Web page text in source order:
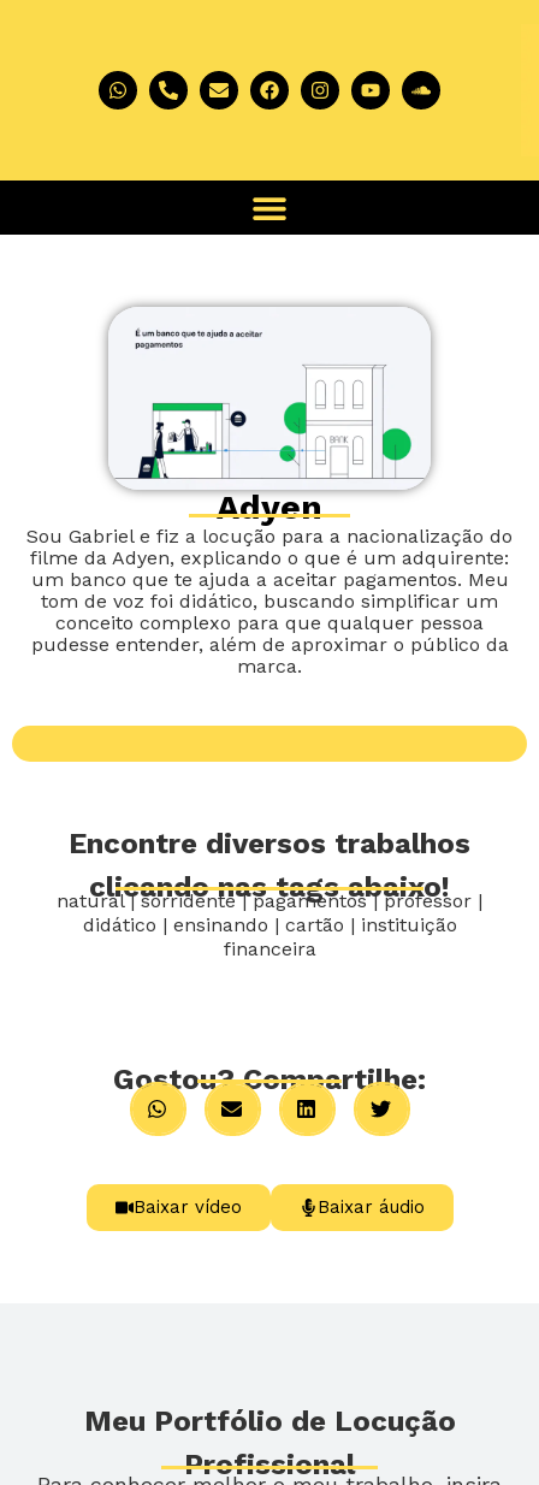
Adyen
Sou Gabriel e fiz a locução para a nacionalização do
filme da Adyen, explicando o que é um adquirente:
um banco que te ajuda a aceitar pagamentos. Meu
tom de voz foi didático, buscando simplificar um
conceito complexo para que qualquer pessoa
pudesse entender, além de aproximar o público da
marca.
Encontre diversos trabalhos
clicando nas tags abaixo!
natural|sorridente|pagamentos|professor |
didático | ensinando | cartão | instituição
financeira
Gostou? Compartilhe:
Baixar vídeo Baixar áudio
Meu Portfólio de Locução
Profissional